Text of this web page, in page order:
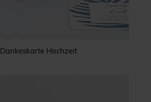
Dankeskarte Hochzeit